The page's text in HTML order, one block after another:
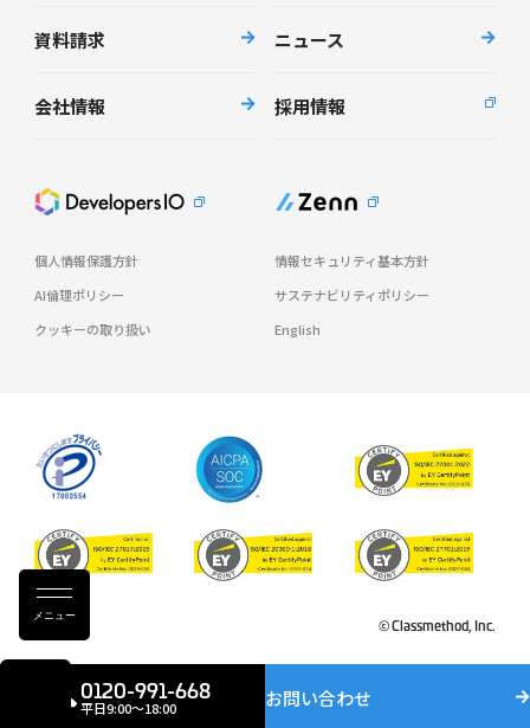
メニュー
資料請求 ニュース
会社情報 採用情報
個人情報保護方針
情報セキュリティ基本方針
AI倫理ポリシー
サステナビリティポリシー
クッキーの取り扱い
English
© Classmethod, Inc.
0120-991-668
平日9:00〜18:00 お問い合わせ